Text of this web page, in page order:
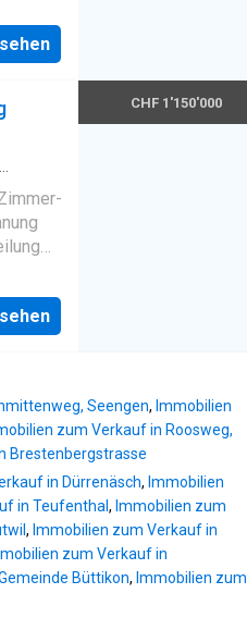
zur
CHF 1'150'000
Seengen, Immobilien
zum Verkauf in Roosweg,
Brestenbergstrasse
in Dürrenäsch, Immobilien
in Teufenthal , Immobilien zum
, Immobilien zum Verkauf in
zum Verkauf in
Büttikon, Immobilien zum